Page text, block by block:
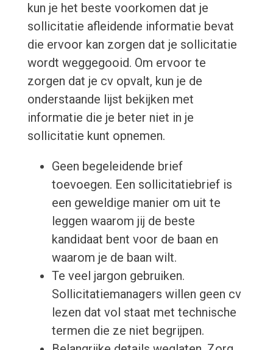
kun je het beste voorkomen dat je
sollicitatie afleidende informatie bevat
die ervoor kan zorgen dat je sollicitatie
wordt weggegooid. Om ervoor te
zorgen dat je cv opvalt, kun je de
onderstaande lijst bekijken met
informatie die je beter niet in je
sollicitatie kunt opnemen.
Geen begeleidende brief
toevoegen. Een sollicitatiebrief is
een geweldige manier om uit te
leggen waarom jij de beste
kandidaat bent voor de baan en
waarom je de baan wilt.
Te veel jargon gebruiken.
Sollicitatiemanagers willen geen cv
lezen dat vol staat met technische
termen die ze niet begrijpen.